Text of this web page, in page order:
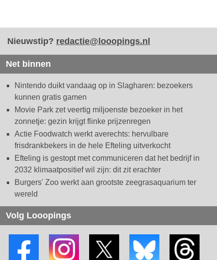
Nieuwstip? redactie@looopings.nl
Net binnen
Nintendo duikt vandaag op in Slagharen: bezoekers
kunnen gratis gamen
Movie Park zet veertig miljoenste bezoeker in het
zonnetje: gezin krijgt flinke prijzenregen
Actie Foodwatch werkt averechts: hervulbare
frisdrankbekers in de hele Efteling uitverkocht
Efteling is gestopt met communiceren dat het bedrijf in
2032 klimaatpositief wil zijn: dit zit erachter
Burgers' Zoo werkt aan grootste zeegrasaquarium ter
wereld
Volg Looopings